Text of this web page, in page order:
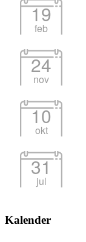
19
feb
24
nov
10
okt
31
jul
Kalender